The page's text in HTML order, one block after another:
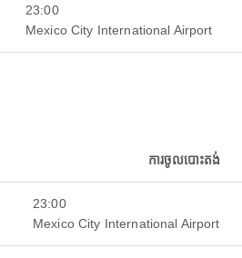
23:00
Mexico City International Airport
ការចូលបោះតង់
23:00
Mexico City International Airport